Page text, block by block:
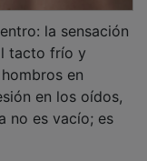
la sensación
tacto frío y
en
en los oídos,
no es vacío; es